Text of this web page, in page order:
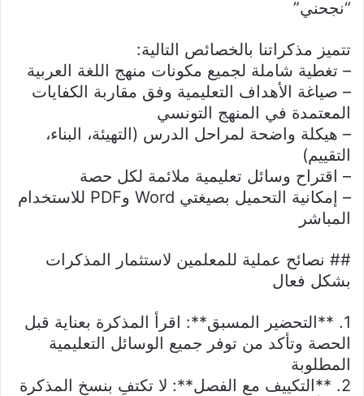
“نجحني”
تتميز مذكراتنا بالخصائص التالية:
– تغطية شاملة لجميع مكونات منهج اللغة العربية
– صياغة الأهداف التعليمية وفق مقاربة الكفايات
المعتمدة في المنهج التونسي
– هيكلة واضحة لمراحل الدرس (التهيئة، البناء،
التقييم)
– اقتراح وسائل تعليمية ملائمة لكل حصة
– إمكانية التحميل بصيغتي Word وPDF للاستخدام
المباشر
## نصائح عملية للمعلمين لاستثمار المذكرات
بشكل فعال
1. **التحضير المسبق**: اقرأ المذكرة بعناية قبل
الحصة وتأكد من توفر جميع الوسائل التعليمية
المطلوبة
2. **التكييف مع الفصل**: لا تكتفِ بنسخ المذكرة